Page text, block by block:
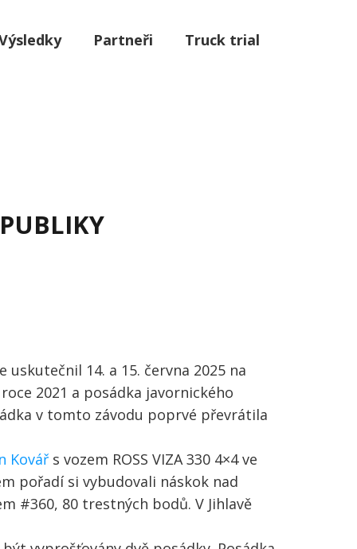
Partneři Truck trial
14. a 15. června 2025 na
2021 a posádka javornického
v tomto závodu poprvé převrátila
Kovář s vozem ROSS VIZA 330 4×4 ve
pořadí si vybudovali náskok nad
#360, 80 trestných bodů. V Jihlavě